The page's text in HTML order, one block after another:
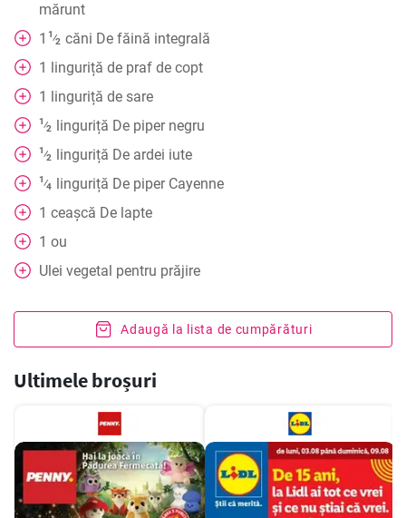
mărunt
1 1⁄2 căni De făină integrală
1 linguriță de praf de copt
1 linguriță de sare
1⁄2 linguriță De piper negru
1⁄2 linguriță De ardei iute
1⁄4 linguriță De piper Cayenne
1 ceașcă De lapte
1 ou
Ulei vegetal pentru prăjire
Adaugă la lista de cumpărături
Ultimele broșuri